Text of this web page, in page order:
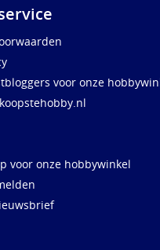
voor onze
voor onze hobbywinkel